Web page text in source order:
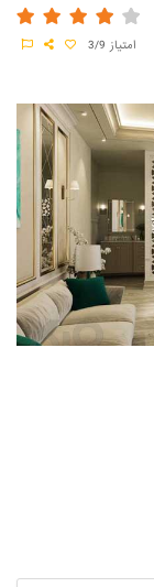
امتیاز 3/9